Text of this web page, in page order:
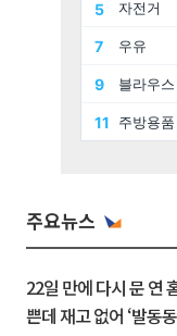
주요뉴스
22일 만에 다시 문 연
쁜데 재고 없어 ‘발동